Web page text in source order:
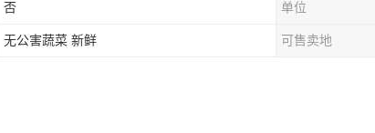
否 单位
无公害蔬菜 新鲜 可售卖地